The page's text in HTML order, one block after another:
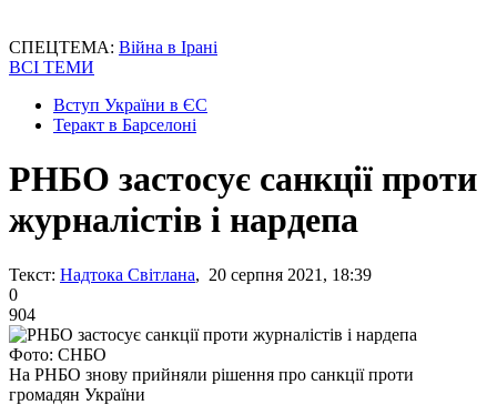
СПЕЦТЕМА: Війна в Ірані
ВСІ ТЕМИ
Вступ України в ЄС
Теракт в Барселоні
РНБО застосує санкції проти
журналістів і нардепа
Текст: Надтока Світлана, 20 серпня 2021, 18:39
0
904
Фото: СНБО
На РНБО знову прийняли рішення про санкції проти
громадян України